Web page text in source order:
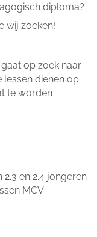
diploma?
wij zoeken!
op zoek naar
lessen dienen op
te worden
en 2.4 jongeren
MCV